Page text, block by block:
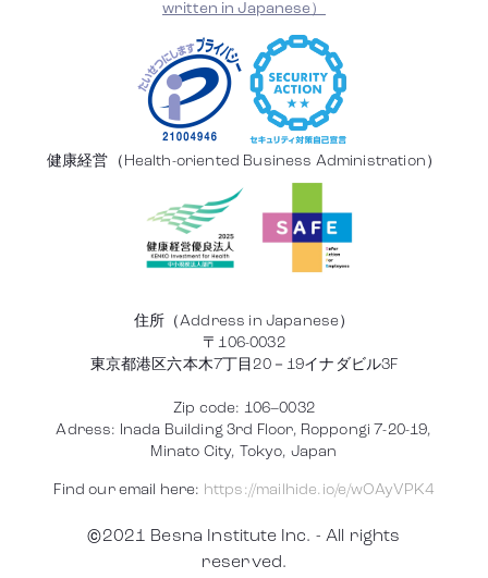
written in Japanese）
健康経営（Health-oriented Business Administration）
住所（Address in Japanese）
〒106-0032
東京都港区六本木7丁目20－19イナダビル3F
Zip code: 106–0032
Adress: Inada Building 3rd Floor, Roppongi 7-20-19,
Minato City, Tokyo, Japan
Find our email here: https://mailhide.io/e/wOAyVPK4
©2021 Besna Institute Inc. - All rights
reserved.